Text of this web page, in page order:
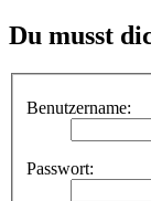
Du musst
Benutzername:
Passwort: